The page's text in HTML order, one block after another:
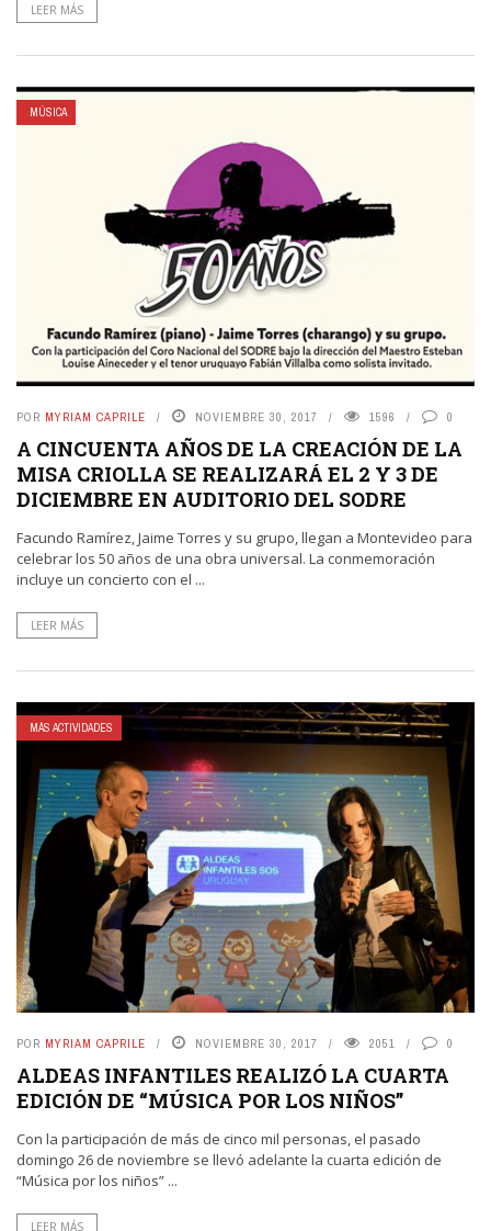
LEER MÁS
MÚSICA
POR MYRIAM CAPRILE NOVIEMBRE 30, 2017 1596 0
A CINCUENTA AÑOS DE LA CREACIÓN DE LA
MISA CRIOLLA SE REALIZARÁ EL 2 Y 3 DE
DICIEMBRE EN AUDITORIO DEL SODRE
Facundo Ramírez, Jaime Torres y su grupo, llegan a Montevideo para
celebrar los 50 años de una obra universal. La conmemoración
incluye un concierto con el ...
LEER MÁS
MÁS ACTIVIDADES
POR MYRIAM CAPRILE NOVIEMBRE 30, 2017 2051 0
ALDEAS INFANTILES REALIZÓ LA CUARTA
EDICIÓN DE “MÚSICA POR LOS NIÑOS”
Con la participación de más de cinco mil personas, el pasado
domingo 26 de noviembre se llevó adelante la cuarta edición de
“Música por los niños” ...
LEER MÁS